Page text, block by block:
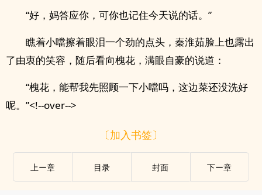
“好，妈答应你，可你也记住今天说的话。”
瞧着小噹擦着眼泪一个劲的点头，秦淮茹脸上也露出
了由衷的笑容，随后看向槐花，满眼自豪的说道：
“槐花，能帮我先照顾一下小噹吗，这边菜还没洗好
呢。”<!--over-->
〔加入书签〕
上ー章 目录 封面 下ー章